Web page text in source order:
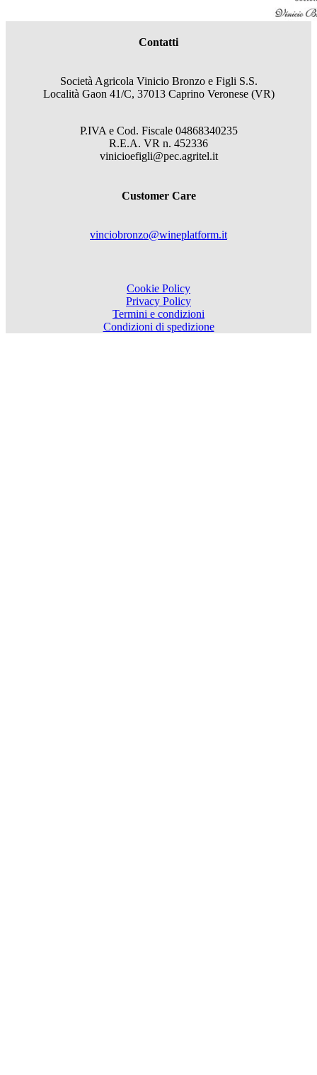
Contatti
Società Agricola Vinicio Bronzo e Figli S.S.
Località Gaon 41/C, 37013 Caprino Veronese (VR)
P.IVA e Cod. Fiscale 04868340235
R.E.A. VR n. 452336
vinicioefigli@pec.agritel.it
Customer Care
vinciobronzo@wineplatform.it
Cookie Policy
Privacy Policy
Termini e condizioni
Condizioni di spedizione